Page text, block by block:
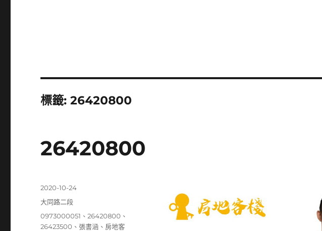
標籤:26420800
26420800
發
佈
期:
2020-10-24
分
大同路二段
標
籤
0973000051 、26420800 、
26423500 、張書涵 、 房地客